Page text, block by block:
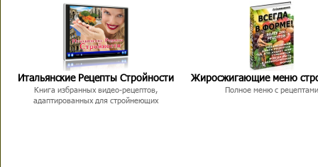
Итальянские Рецепты Стройности
Книга избранных видео-рецептов,
адаптированных для стройнеющих
Жиросжигающие меню
Полное меню с рецептами